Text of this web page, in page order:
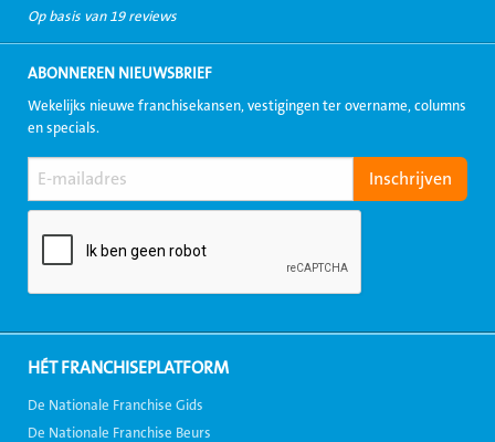
Op basis van 19 reviews
ABONNEREN NIEUWSBRIEF
Wekelijks nieuwe franchisekansen, vestigingen ter overname, columns
en specials.
HÉT FRANCHISEPLATFORM
De Nationale Franchise Gids
De Nationale Franchise Beurs